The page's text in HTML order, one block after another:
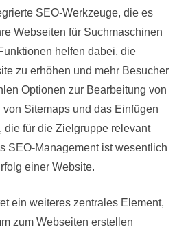
SEO-Werkzeuge, die es
Webseiten für Suchmaschinen
helfen dabei, die
zu erhöhen und mehr Besucher
Optionen zur Bearbeitung von
von Sitemaps und das Einfügen
die für die Zielgruppe relevant
SEO-Management ist wesentlich
einer Website.
ein weiteres zentrales Element,
zum Webseiten erstellen